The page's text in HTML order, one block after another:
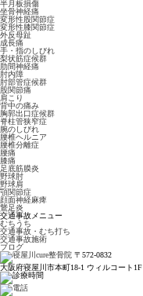
半月板損傷
坐骨神経痛
変形性股関節症
変形性膝関節症
外反母趾
成長痛
手・指のしびれ
梨状筋症候群
肋間神経痛
肘内障
肘部管症候群
股関節痛
肩こり
背中の痛み
胸郭出口症候群
脊柱管狭窄症
腕のしびれ
腰椎ヘルニア
腰椎分離症
腰痛
膝痛
足底筋膜炎
野球肘
野球肩
顎関節症
顔面神経麻痺
鵞足炎
交通事故メニュー
むちうち
交通事故・むち打ち
交通事故施術
ブログ
〒572-0832
大阪府寝屋川市本町18-1 ウィルコート1F